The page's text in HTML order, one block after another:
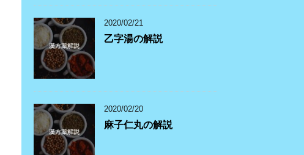
2020/02/21
乙字湯の解説
2020/02/20
麻子仁丸の解説